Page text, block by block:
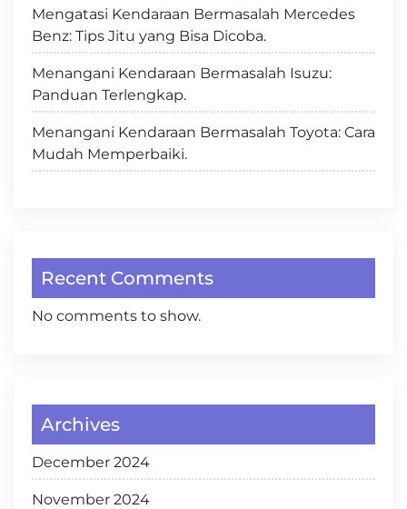
Mengatasi Kendaraan Bermasalah Mercedes
Benz: Tips Jitu yang Bisa Dicoba.
Menangani Kendaraan Bermasalah Isuzu:
Panduan Terlengkap.
Menangani Kendaraan Bermasalah Toyota: Cara
Mudah Memperbaiki.
Recent Comments
No comments to show.
Archives
December 2024
November 2024